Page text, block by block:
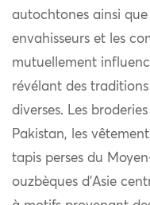
autochtones ainsi
envahisseurs et les
mutuellement
révélant des
diverses. Les
Pakistan, les
tapis perses du
ouzbèques d’Asie